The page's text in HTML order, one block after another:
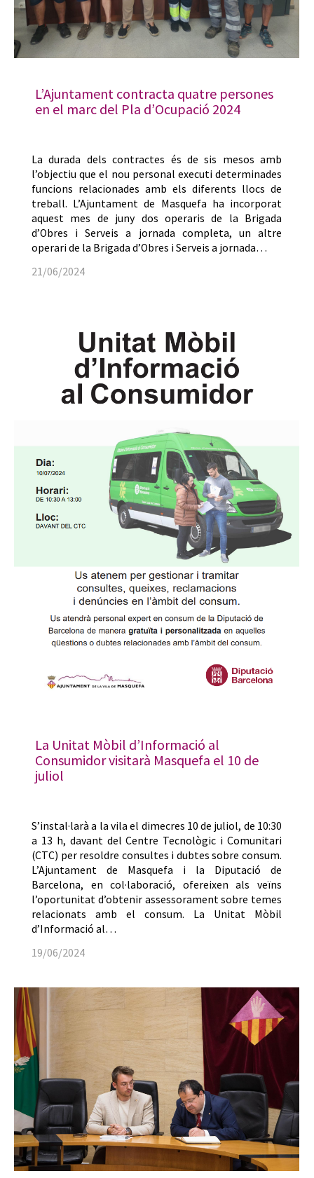
L’Ajuntament contracta quatre persones
en el marc del Pla d’Ocupació 2024
La durada dels contractes és de sis mesos amb
l’objectiu que el nou personal executi determinades
funcions relacionades amb els diferents llocs de
treball. L’Ajuntament de Masquefa ha incorporat
aquest mes de juny dos operaris de la Brigada
d’Obres i Serveis a jornada completa, un altre
operari de la Brigada d’Obres i Serveis a jornada…
21/06/2024
La Unitat Mòbil d’Informació al
Consumidor visitarà Masquefa el 10 de
juliol
S’instal·larà a la vila el dimecres 10 de juliol, de 10:30
a 13 h, davant del Centre Tecnològic i Comunitari
(CTC) per resoldre consultes i dubtes sobre consum.
L’Ajuntament de Masquefa i la Diputació de
Barcelona, en col·laboració, ofereixen als veïns
l’oportunitat d’obtenir assessorament sobre temes
relacionats amb el consum. La Unitat Mòbil
d’Informació al…
19/06/2024